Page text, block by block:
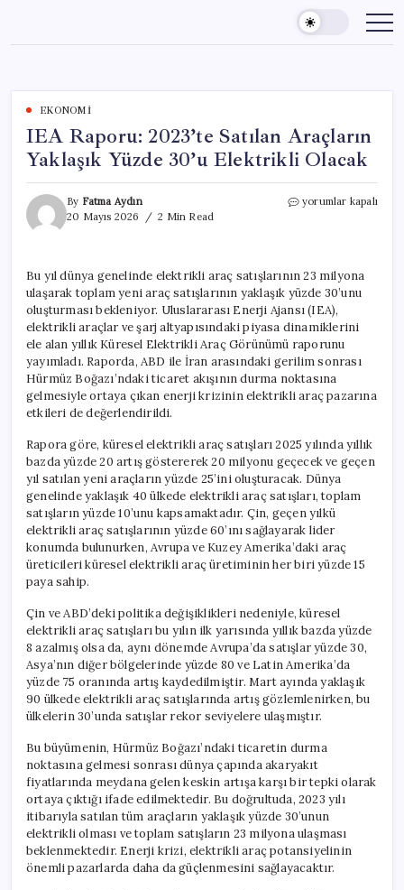
content
EKONOMI
IEA Raporu: 2023’te Satılan Araçların
Yaklaşık Yüzde 30’u Elektrikli Olacak
By Fatma Aydın
20 Mayıs 2026
2 Min Read
IEA
Yaklaşık
Yüzde
30’u
Elektrikli
için
yorumlar kapalı
Bu yıl dünya genelinde elektrikli araç satışlarının 23 milyona
ulaşarak toplam yeni araç satışlarının yaklaşık yüzde 30’unu
oluşturması bekleniyor. Uluslararası Enerji Ajansı (IEA),
elektrikli araçlar ve şarj altyapısındaki piyasa dinamiklerini
ele alan yıllık Küresel Elektrikli Araç Görünümü raporunu
yayımladı. Raporda, ABD ile İran arasındaki gerilim sonrası
Hürmüz Boğazı’ndaki ticaret akışının durma noktasına
gelmesiyle ortaya çıkan enerji krizinin elektrikli araç pazarına
etkileri de değerlendirildi.
Rapora göre, küresel elektrikli araç satışları 2025 yılında yıllık
bazda yüzde 20 artış göstererek 20 milyonu geçecek ve geçen
yıl satılan yeni araçların yüzde 25’ini oluşturacak. Dünya
genelinde yaklaşık 40 ülkede elektrikli araç satışları, toplam
satışların yüzde 10’unu kapsamaktadır. Çin, geçen yılkü
elektrikli araç satışlarının yüzde 60’ını sağlayarak lider
konumda bulunurken, Avrupa ve Kuzey Amerika’daki araç
üreticileri küresel elektrikli araç üretiminin her biri yüzde 15
paya sahip.
Çin ve ABD’deki politika değişiklikleri nedeniyle, küresel
elektrikli araç satışları bu yılın ilk yarısında yıllık bazda yüzde
8 azalmış olsa da, aynı dönemde Avrupa’da satışlar yüzde 30,
Asya’nın diğer bölgelerinde yüzde 80 ve Latin Amerika’da
yüzde 75 oranında artış kaydedilmiştir. Mart ayında yaklaşık
90 ülkede elektrikli araç satışlarında artış gözlemlenirken, bu
ülkelerin 30’unda satışlar rekor seviyelere ulaşmıştır.
Bu büyümenin, Hürmüz Boğazı’ndaki ticaretin durma
noktasına gelmesi sonrası dünya çapında akaryakıt
fiyatlarında meydana gelen keskin artışa karşı bir tepki olarak
ortaya çıktığı ifade edilmektedir. Bu doğrultuda, 2023 yılı
itibarıyla satılan tüm araçların yaklaşık yüzde 30’unun
elektrikli olması ve toplam satışların 23 milyona ulaşması
beklenmektedir. Enerji krizi, elektrikli araç potansiyelinin
önemli pazarlarda daha da güçlenmesini sağlayacaktır.